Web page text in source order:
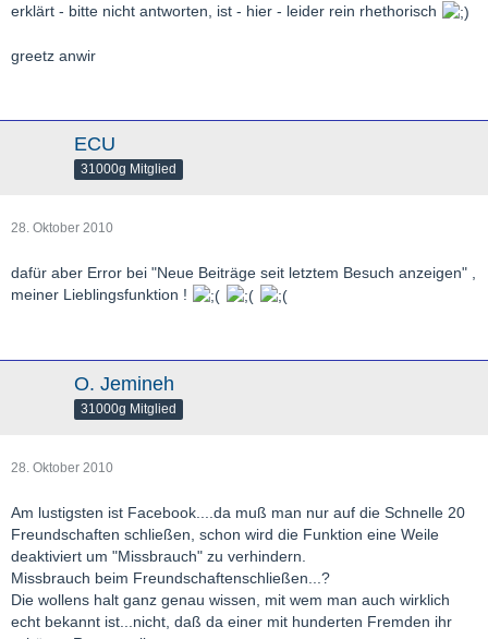
erklärt - bitte nicht antworten, ist - hier - leider rein rhethorisch
greetz anwir
ECU
31000g Mitglied
28. Oktober 2010
dafür aber Error bei "Neue Beiträge seit letztem Besuch anzeigen" ,
meiner Lieblingsfunktion !
O. Jemineh
31000g Mitglied
28. Oktober 2010
Am lustigsten ist Facebook....da muß man nur auf die Schnelle 20
Freundschaften schließen, schon wird die Funktion eine Weile
deaktiviert um "Missbrauch" zu verhindern.
Missbrauch beim Freundschaftenschließen...?
Die wollens halt ganz genau wissen, mit wem man auch wirklich
echt bekannt ist...nicht, daß da einer mit hunderten Fremden ihr